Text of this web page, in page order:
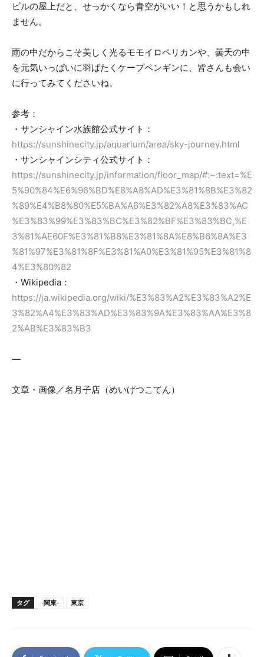
ビルの屋上だと、せっかくなら青空がいい！と思うかもしれ
ません。
雨の中だからこそ美しく光るモモイロペリカンや、曇天の中
を元気いっぱいに羽ばたくケープペンギンに、皆さんも会い
に行ってみてくださいね。
参考：
・サンシャイン水族館公式サイト：
https://sunshinecity.jp/aquarium/area/sky-journey.html
・サンシャインシティ公式サイト：
https://sunshinecity.jp/information/floor_map/#:~:text=%E
5%90%84%E6%96%BD%E8%A8%AD%E3%81%8B%E3%82
%89%E4%B8%80%E5%BA%A6%E3%82%A8%E3%83%AC
%E3%83%99%E3%83%BC%E3%82%BF%E3%83%BC,%E
3%81%AE60F%E3%81%B8%E3%81%8A%E8%B6%8A%E3
%81%97%E3%81%8F%E3%81%A0%E3%81%95%E3%81%8
4%E3%80%82
・Wikipedia：
https://ja.wikipedia.org/wiki/%E3%83%A2%E3%83%A2%E
3%82%A4%E3%83%AD%E3%83%9A%E3%83%AA%E3%8
2%AB%E3%83%B3
—
文章・画像／名月子店（めいげつこてん）
タグ -関東- 東京